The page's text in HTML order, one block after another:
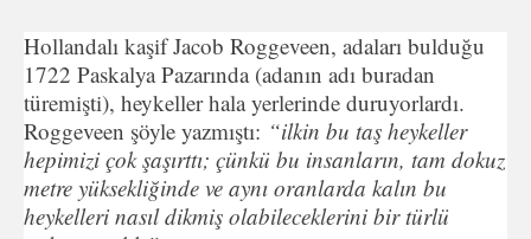
Hollandalı kaşif Jacob Roggeveen, adaları bulduğu
1722 Paskalya Pazarında (adanın adı buradan
türemişti), heykeller hala yerlerinde duruyorlardı.
Roggeveen şöyle yazmıştı: “ilkin bu taş heykeller
hepimizi çok şaşırttı; çünkü bu insanların, tam dokuz
metre yüksekliğinde ve aynı oranlarda kalın bu
heykelle­ri nasıl dikmiş olabileceklerini bir türlü